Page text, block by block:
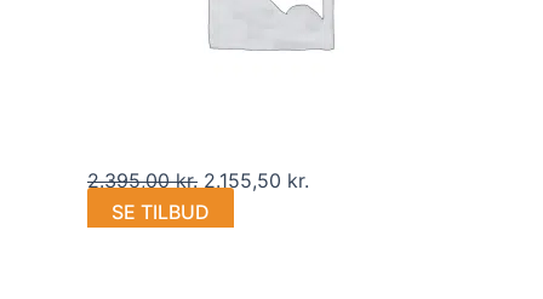
trygt og sikkert køb.
2.395,00kr. 2.155,50 kr.
SE TILBUD